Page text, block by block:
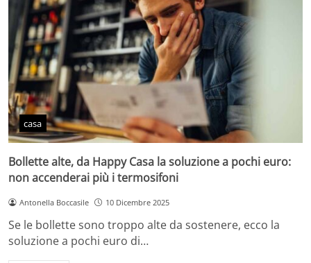
casa
Bollette alte, da Happy Casa la soluzione a pochi euro:
non accenderai più i termosifoni
Antonella Boccasile 10 Dicembre 2025
Se le bollette sono troppo alte da sostenere, ecco la
soluzione a pochi euro di…